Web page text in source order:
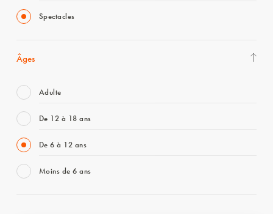
Spectacles
Âges
Adulte
De 12 à 18 ans
De 6 à 12 ans
Moins de 6 ans